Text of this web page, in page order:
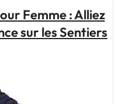
Trail
pour
Femme : Alliez
sur les Sentiers